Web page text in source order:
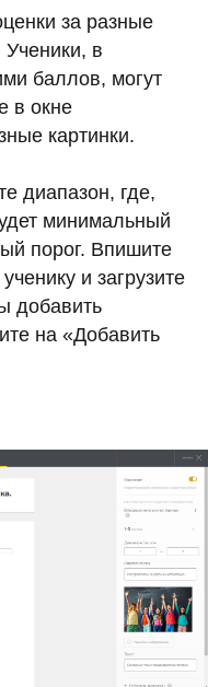
за разные
Ученики, в
баллов, могут
в окне
картинки.
диапазон, где,
минимальный
порог. Впишите
и загрузите
добавить
на «Добавить